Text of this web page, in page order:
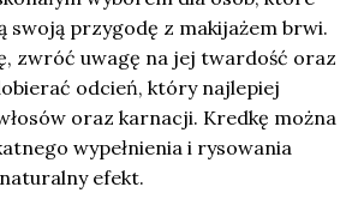
swoją przygodę z makijażem brwi.
zwróć uwagę na jej twardość oraz
odcień, który najlepiej
oraz karnacji. Kredkę można
wypełnienia i rysowania
efekt.